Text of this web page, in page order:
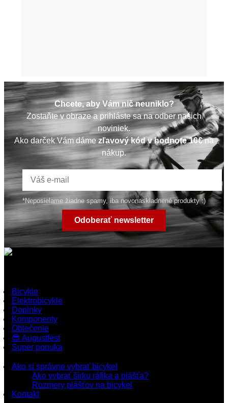
Chcete, aby Vám nič neuniklo?
Zostaňte v obraze a prihláste sa na odber našich
noviniek.
Ako darček Vám dáme zľavový kód v hodnote 10€na
nákup.
*Neposielame žiadne spamy, iba novonaskladnené produkty :)
Odoberať newsletter
Bicykle
Elektrobicykle
Doplnky
Komponenty
Oblečenie
😎 Augustfest
Super ponuka
Ako si správne vybrať bicykel
Ako vybrať šírku ráfika a plášťa?
Rozmery plášťov na bicykel
Kontakt